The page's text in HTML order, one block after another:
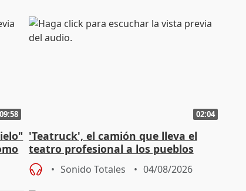
09:58 02:04
'Teatruck', el camión que lleva el
teatro profesional a los pueblos
extremeños
Sonido Totales 04/08/2026